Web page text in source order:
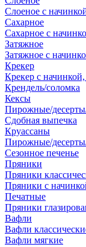
Слоеное с
Сахарное
Сахарное с
Затяжное
Затяжное с
Крекер
Крекер с
Крендель/соломка
Кексы
Пирожные/
Сдобная выпечка
Круассаны
Пирожные/
Сезонное печенье
Пряники
Пряники
Пряники с
Печатные
Пряники
Вафли
Вафли
Вафли мягкие